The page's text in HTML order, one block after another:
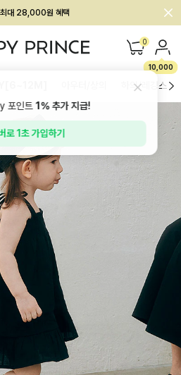
렛, 가입하면 ~60% 할인!
최대 28,000원 혜택 0
10,000
하의/레깅스
포인트1%추가 지급!
로 1초 가입하기